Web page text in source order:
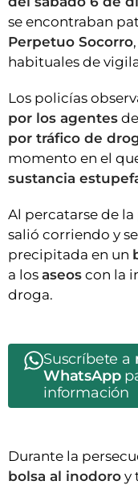
se encontraban
Perpetuo Socorro
habituales de
Los policías
por los agentes
por tráfico de
momento en el
sustancia
Al percatarse de la
salió corriendo y
precipitada en un
a los aseos con la
droga.
Suscríbete a
WhatsApp
información
Durante la
bolsa al inodoro y